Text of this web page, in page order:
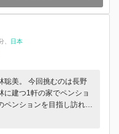
日本
聡美。 今回挑むのは⾧野
に建つ1軒の家でペンショ
ペンションを目指し訪れる
会いを果たす人物まで、